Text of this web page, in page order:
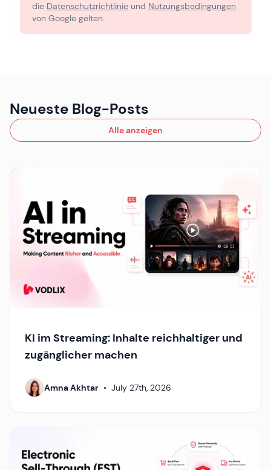
die Datenschutzrichtlinie und Nutzungsbedingungen
von Google gelten.
Neueste Blog-Posts
Alle anzeigen
KI im Streaming: Inhalte reichhaltiger und
zugänglicher machen
Amna Akhtar • July 27th, 2026